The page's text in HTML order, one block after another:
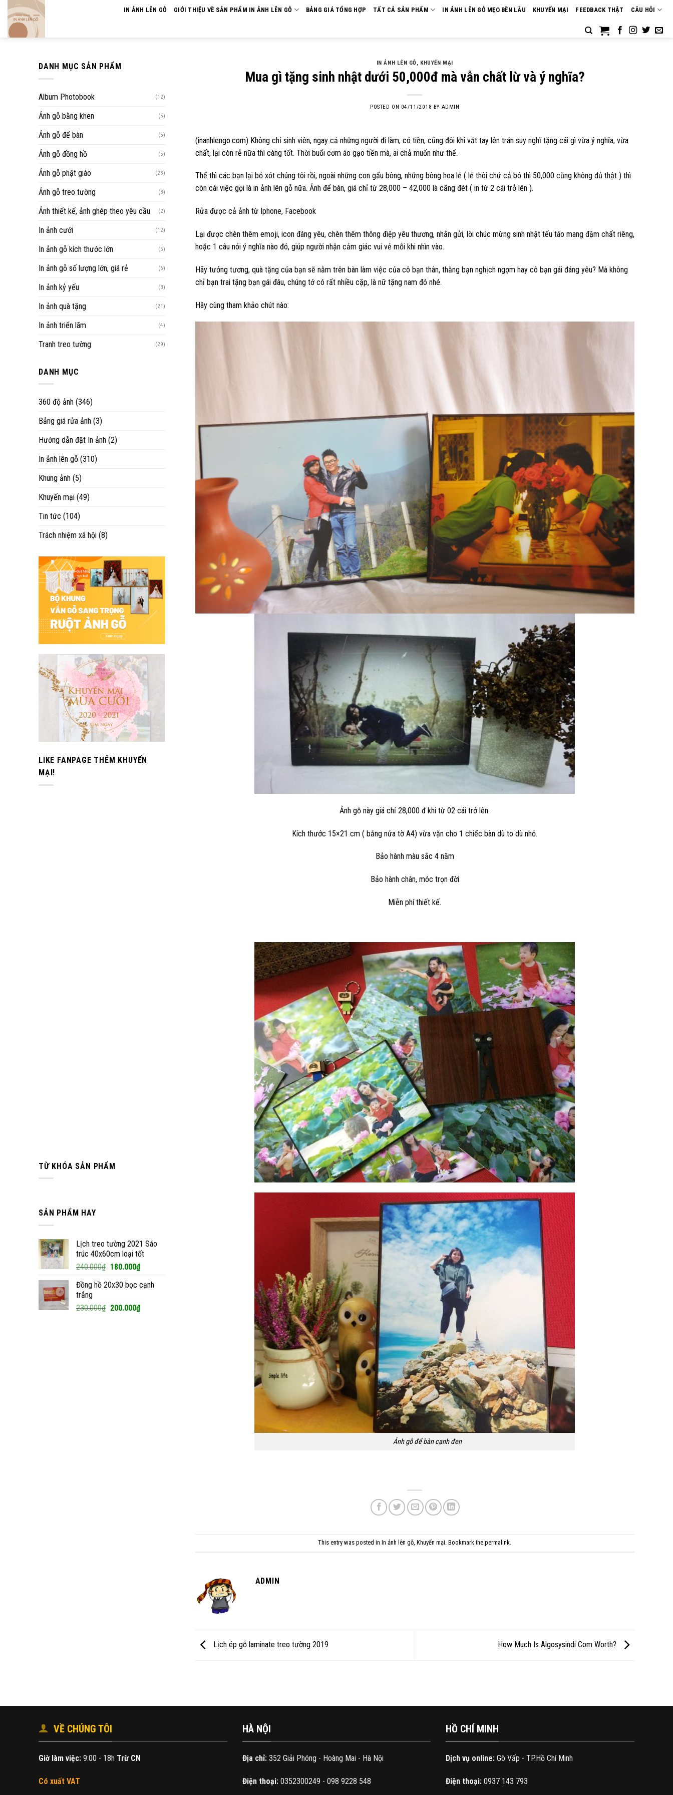
Skip
content
IN ẢNH LÊN GỖ GIỚI THIỆU VỀ SẢN PHẨM IN ẢNH LÊN GỖ BẢNG GIÁ TỔNG HỢP TẤT CẢ SẢN PHẨM IN ẢNH LÊN GỖ MẸO BỀN LÂU KHUYẾN MẠI FEEDBACK THẬT CÂU HỎI
DANH MỤC SẢN PHẨM
Album Photobook (12)
Ảnh gỗ bằng khen (5)
Ảnh gỗ để bàn (5)
Ảnh gỗ đồng hồ (5)
Ảnh gỗ phật giáo (23)
Ảnh gỗ treo tường (8)
Ảnh thiết kế, ảnh ghép theo yêu cầu (2)
In ảnh cưới (12)
In ảnh gỗ kích thước lớn (5)
In ảnh gỗ số lượng lớn, giá rẻ (6)
In ảnh kỷ yếu (3)
In ảnh quà tặng (21)
In ảnh triển lãm (4)
Tranh treo tường (29)
DANH MỤC
360 độ ảnh (346)
Bảng giá rửa ảnh (3)
Hướng dẫn đặt In ảnh (2)
In ảnh lên gỗ (310)
Khung ảnh (5)
Khuyến mại (49)
Tin tức (104)
Trách nhiệm xã hội (8)
LIKE FANPAGE THÊM KHUYẾN
MẠI!
TỪ KHÓA SẢN PHẨM
SẢN PHẨM HAY
Lịch treo tường 2021 Sáo
trúc 40x60cm loại tốt
240.000₫ Giá
là:
180.000₫Giá
tại
180.000₫.
Đồng hồ 20x30 bọc cạnh
trắng
230.000₫ Giá
200.000₫Giá
IN ẢNH LÊN GỖ, KHUYẾN MẠI
Mua gì tặng sinh nhật dưới 50,000đ mà vẫn chất lừ và ý nghĩa?
POSTED ON 04/11/2018 BY ADMIN
(inanhlengo.com) Không chỉ sinh viên, ngay cả những người đi làm, có tiền, cũng đôi khi vắt tay lên trán suy nghĩ tặng cái gì vừa ý nghĩa, vừa
chất, lại còn rẻ nữa thì càng tốt. Thời buổi cơm áo gạo tiền mà, ai chả muốn như thế.
Thế thì các bạn lại bỏ xót chúng tôi rồi, ngoài những con gấu bông, những bông hoa lẻ ( lẻ thôi chứ cả bó thì 50,000 cũng không đủ thật ) thì
còn cái việc gọi là in ảnh lên gỗ nữa. Ảnh để bàn, giá chỉ từ 28,000 – 42,000 là căng đét ( in từ 2 cái trở lên ).
Rửa được cả ảnh từ Iphone, Facebook
Lại được chèn thêm emoji, icon đáng yêu, chèn thêm thông điệp yêu thương, nhắn gửi, lời chúc mừng sinh nhật tếu táo mang đậm chất riêng,
hoặc 1 câu nói ý nghĩa nào đó, giúp người nhận cảm giác vui vẻ mỗi khi nhìn vào.
Hãy tưởng tương, quà tặng của bạn sẽ nằm trên bàn làm việc của cô bạn thân, thằng bạn nghịch ngợm hay cô bạn gái đáng yêu? Mà không
chỉ bạn trai tặng bạn gái đâu, chúng tớ có rất nhiều cặp, là nữ tặng nam đó nhé.
Hãy cùng tham khảo chút nào:
Ảnh gỗ này giá chỉ 28,000 đ khi từ 02 cái trở lên.
Kích thước 15×21 cm ( bằng nửa tờ A4) vừa vặn cho 1 chiếc bàn dù to dù nhỏ.
Bảo hành màu sắc 4 năm
Bảo hành chân, móc trọn đời
Miễn phí thiết kế.
Ảnh gỗ để bàn cạnh đen
This entry was posted inIn ảnh lên gỗ,Khuyến mại. Bookmark thepermalink.
ADMIN
Lịch ép gỗ laminate treo tường 2019 How Much Is Algosysindi Com Worth?
VỀ CHÚNG TÔI
Giờ làm việc: 9:00 - 18h Trừ CN
Có xuất VAT
HÀ NỘI
Địa chỉ:352 Giải Phóng - Hoàng Mai - Hà Nội
Điện thoại:0352300249 - 098 9228 548
HỒ CHÍ MINH
Dịch vụ online: Gò Vấp - TP.Hồ Chí Minh
Điện thoại: 0937 143 793